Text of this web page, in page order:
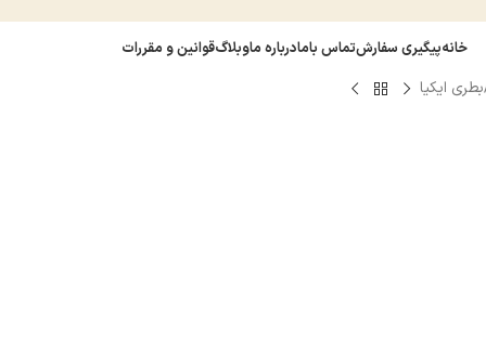
خانهپیگیری سفارشتماس بامادرباره ماوبلاگقوانین و مقررات
بطری ایکیا